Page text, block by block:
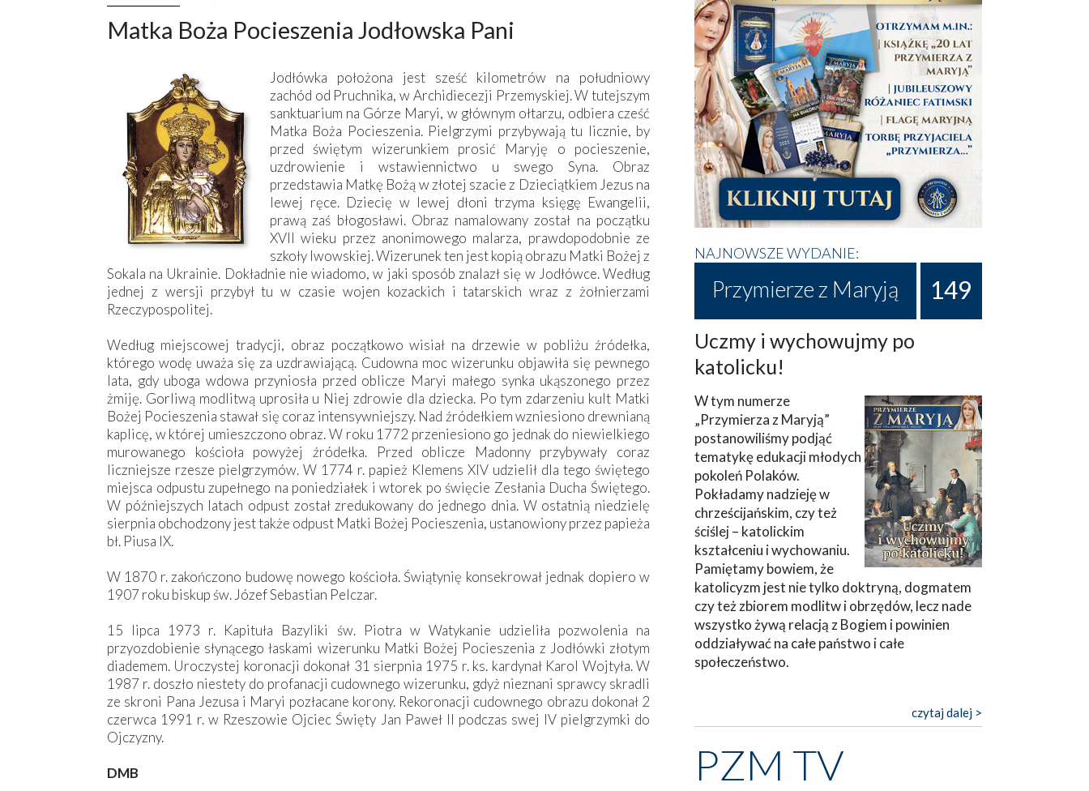
Matka Boża Pocieszenia Jodłowska Pani
Jodłówka położona jest sześć kilometrów na południowy
zachód od Pruchnika, w Archidiecezji Przemyskiej. W tutejszym
sanktuarium na Górze Maryi, w głównym ołtarzu, odbiera cześć
Matka Boża Pocieszenia. Pielgrzymi przybywają tu licznie, by
przed świętym wizerunkiem prosić Maryję o pocieszenie,
uzdrowienie i wstawiennictwo u swego Syna. Obraz
przedstawia Matkę Bożą w złotej szacie z Dzieciątkiem Jezus na
lewej ręce. Dziecię w lewej dłoni trzyma księgę Ewangelii,
prawą zaś błogosławi. Obraz namalowany został na początku
XVII wieku przez anonimowego malarza, prawdopodobnie ze
szkoły lwowskiej. Wizerunek ten jest kopią obrazu Matki Bożej z
Sokala na Ukrainie. Dokładnie nie wiadomo, w jaki sposób znalazł się w Jodłówce. Według
jednej z wersji przybył tu w czasie wojen kozackich i tatarskich wraz z żołnierzami
Rzeczypospolitej.
Według miejscowej tradycji, obraz początkowo wisiał na drzewie w pobliżu źródełka,
którego wodę uważa się za uzdrawiającą. Cudowna moc wizerunku objawiła się pewnego
lata, gdy uboga wdowa przyniosła przed oblicze Maryi małego synka ukąszonego przez
żmiję. Gorliwą modlitwą uprosiła u Niej zdrowie dla dziecka. Po tym zdarzeniu kult Matki
Bożej Pocieszenia stawał się coraz intensywniejszy. Nad źródełkiem wzniesiono drewnianą
kaplicę, w której umieszczono obraz. W roku 1772 przeniesiono go jednak do niewielkiego
murowanego kościoła powyżej źródełka. Przed oblicze Madonny przybywały coraz
liczniejsze rzesze pielgrzymów. W 1774 r. papież Klemens XIV udzielił dla tego świętego
miejsca odpustu zupełnego na poniedziałek i wtorek po święcie Zesłania Ducha Świętego.
W późniejszych latach odpust został zredukowany do jednego dnia. W ostatnią niedzielę
sierpnia obchodzony jest także odpust Matki Bożej Pocieszenia, ustanowiony przez papieża
bł. Piusa IX.
W 1870 r. zakończono budowę nowego kościoła. Świątynię konsekrował jednak dopiero w
1907 roku biskup św. Józef Sebastian Pelczar.
15 lipca 1973 r. Kapituła Bazyliki św. Piotra w Watykanie udzieliła pozwolenia na
przyozdobienie słynącego łaskami wizerunku Matki Bożej Pocieszenia z Jodłówki złotym
diademem. Uroczystej koronacji dokonał 31 sierpnia 1975 r. ks. kardynał Karol Wojtyła. W
1987 r. doszło niestety do profanacji cudownego wizerunku, gdyż nieznani sprawcy skradli
ze skroni Pana Jezusa i Maryi pozłacane korony. Rekoronacji cudownego obrazu dokonał 2
czerwca 1991 r. w Rzeszowie Ojciec Święty Jan Paweł II podczas swej IV pielgrzymki do
Ojczyzny.
DMB
NAJNOWSZE WYDANIE:
Przymierze z Maryją 149
Uczmy i wychowujmy po
katolicku!
W tym numerze
„Przymierza z Maryją”
postanowiliśmy podjąć
tematykę edukacji młodych
pokoleń Polaków.
Pokładamy nadzieję w
chrześcijańskim, czy też
ściślej – katolickim
kształceniu i wychowaniu.
Pamiętamy bowiem, że
katolicyzm jest nie tylko doktryną, dogmatem
czy też zbiorem modlitw i obrzędów, lecz nade
wszystko żywą relacją z Bogiem i powinien
oddziaływać na całe państwo i całe
społeczeństwo.
czytaj dalej >
PZM TV